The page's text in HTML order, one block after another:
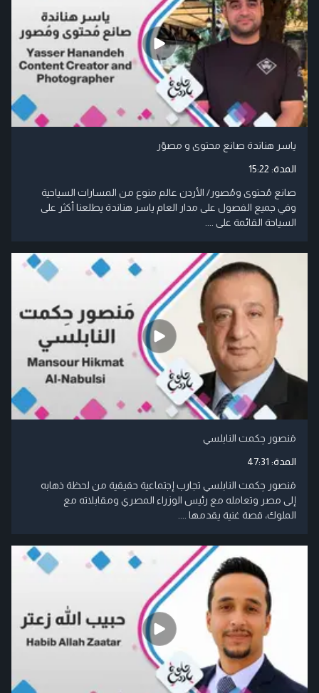
ياسر هناندة صانع محتوى و مصوّر
المدة: 15:22
صانع مُحتوى ومُصور/ الأردن عالم منوع من المسارات السياحية
وفي جميع الفصول على مدار العام ياسر هناندة يطلعنا أكثر على
السياحة القائمة على ....
مَنصور حِكمت النابلسي
المدة: 47:31
مَنصور حِكمت النابلسي تجارب إجتماعية حقيقية من لحظة ذهابه
إلى مصر وتعامله مع رئيس الوزراء المصري ومقابلاته مع
الملوك، قصة غنية يقدمها ....